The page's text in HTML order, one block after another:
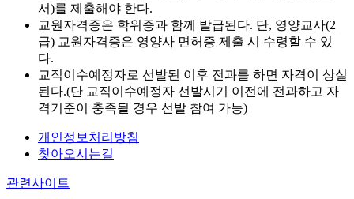
서)를 제출해야 한다.
교원자격증은 학위증과 함께 발급된다. 단, 영양교사(2
급) 교원자격증은 영양사 면허증 제출 시 수령할 수 있
다.
교직이수예정자로 선발된 이후 전과를 하면 자격이 상실
된다.(단 교직이수예정자 선발시기 이전에 전과하고 자
격기준이 충족될 경우 선발 참여 가능)
개인정보처리방침
찾아오시는길
관련사이트